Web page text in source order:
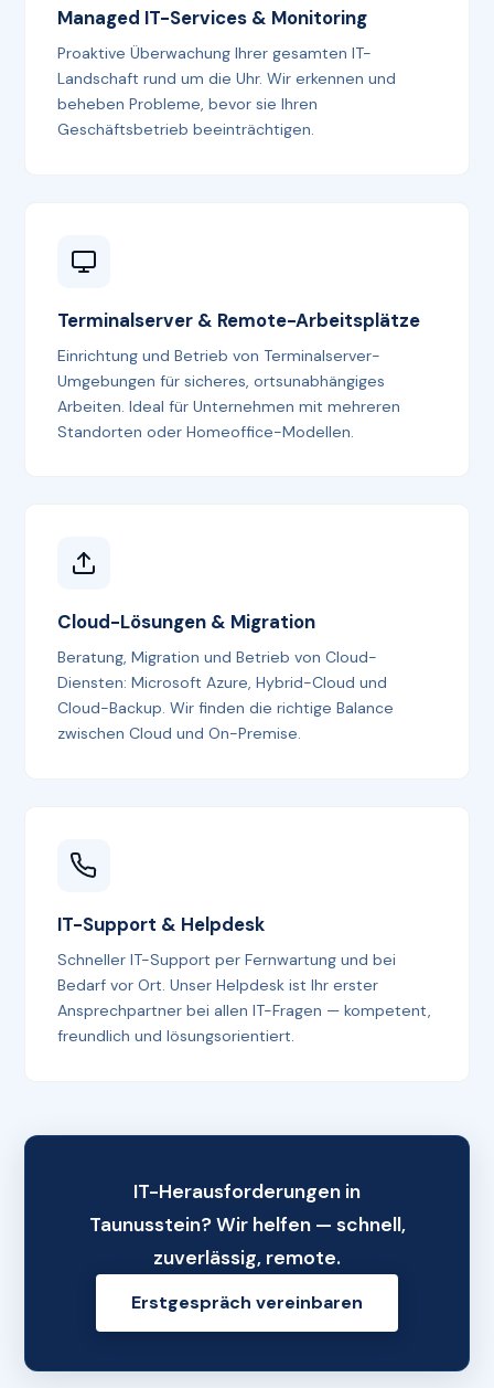
Managed IT-Services & Monitoring
Proaktive Überwachung Ihrer gesamten IT-
Landschaft rund um die Uhr. Wir erkennen und
beheben Probleme, bevor sie Ihren
Geschäftsbetrieb beeinträchtigen.
Terminalserver & Remote-Arbeitsplätze
Einrichtung und Betrieb von Terminalserver-
Umgebungen für sicheres, ortsunabhängiges
Arbeiten. Ideal für Unternehmen mit mehreren
Standorten oder Homeoffice-Modellen.
Cloud-Lösungen & Migration
Beratung, Migration und Betrieb von Cloud-
Diensten: Microsoft Azure, Hybrid-Cloud und
Cloud-Backup. Wir finden die richtige Balance
zwischen Cloud und On-Premise.
IT-Support & Helpdesk
Schneller IT-Support per Fernwartung und bei
Bedarf vor Ort. Unser Helpdesk ist Ihr erster
Ansprechpartner bei allen IT-Fragen — kompetent,
freundlich und lösungsorientiert.
IT-Herausforderungen in
Taunusstein? Wir helfen — schnell,
zuverlässig, remote.
Erstgespräch vereinbaren